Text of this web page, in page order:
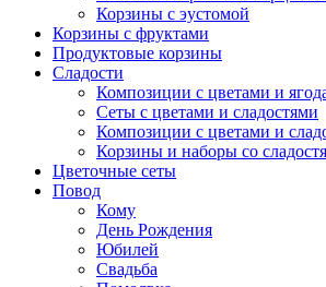
Корзины с эустомой
Корзины с фруктами
Продуктовые корзины
Сладости
Композиции с цветами и
Сеты с цветами и сладостями
Композиции с цветами и
Корзины и наборы со
Цветочные сеты
Повод
Кому
День Рождения
Юбилей
Свадьба